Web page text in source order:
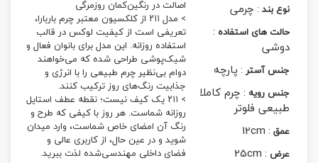
نوع بند :چرمی
حالت های استفاده :
دوشی
جنس آستر :پارچه
جنس رویه :چرم کاملا
طبیعی فلوتر
عمق :
12cm
عرض :
25cm
اصالت در رنگین‌کمان روزمرگی
> مدل ۲۱۱ از کلکسیون معتبر چرم باربارا،
تعریفی است از کیفیت لوکس در قالب
استفاده روزانه. این مدل برای بانوان فعال و
شیک‌پوشی طراحی شده که می‌خواهند
دوام بی‌نظیر چرم طبیعی را با انرژی و
جذابیت رنگ‌های روز ترکیب کنند.
> ۲۱۱ یک کیف نیست؛ نقطه عطف استایل
روزانه شماست. هر روز با کیفی که طرح و
رنگ آن امضای خاص شماست، وارد میدان
شوید و در عین حال، از کاربری عالی و
فضای داخلی مهندسی‌شده لذت ببرید.